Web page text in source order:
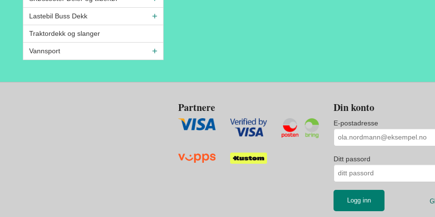
Lastebil Buss Dekk
Traktordekk og slanger
Vannsport
Partnere Din konto
E-postadresse
Ditt passord